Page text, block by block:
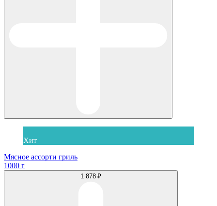
Хит
Мясное ассорти гриль
1000 г
1 878 ₽